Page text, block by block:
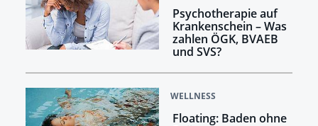
Psychotherapie auf
Krankenschein – Was
zahlen ÖGK, BVAEB
und SVS?
WELLNESS
Floating: Baden ohne